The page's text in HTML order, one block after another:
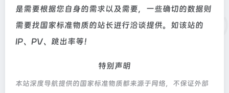
是需要根据您自身的需求以及需要，一些确切的数据则
需要找国家标准物质的站长进行洽谈提供。如该站的
IP、PV、跳出率等！
特别声明
本站深度导航提供的国家标准物质都来源于网络，不保证外部